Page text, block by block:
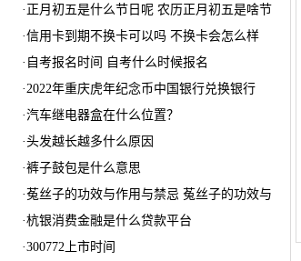
· 正月初五是什么节日呢 农历正月初五是啥节
·信用卡到期不换卡可以吗 不换卡会怎么样
· 自考报名时间 自考什么时候报名
·2022年重庆虎年纪念币中国银行兑换银行
·汽车继电器盒在什么位置？
·头发越长越多什么原因
·裤子鼓包是什么意思
·菟丝子的功效与作用与禁忌 菟丝子的功效与
·杭银消费金融是什么贷款平台
·300772上市时间